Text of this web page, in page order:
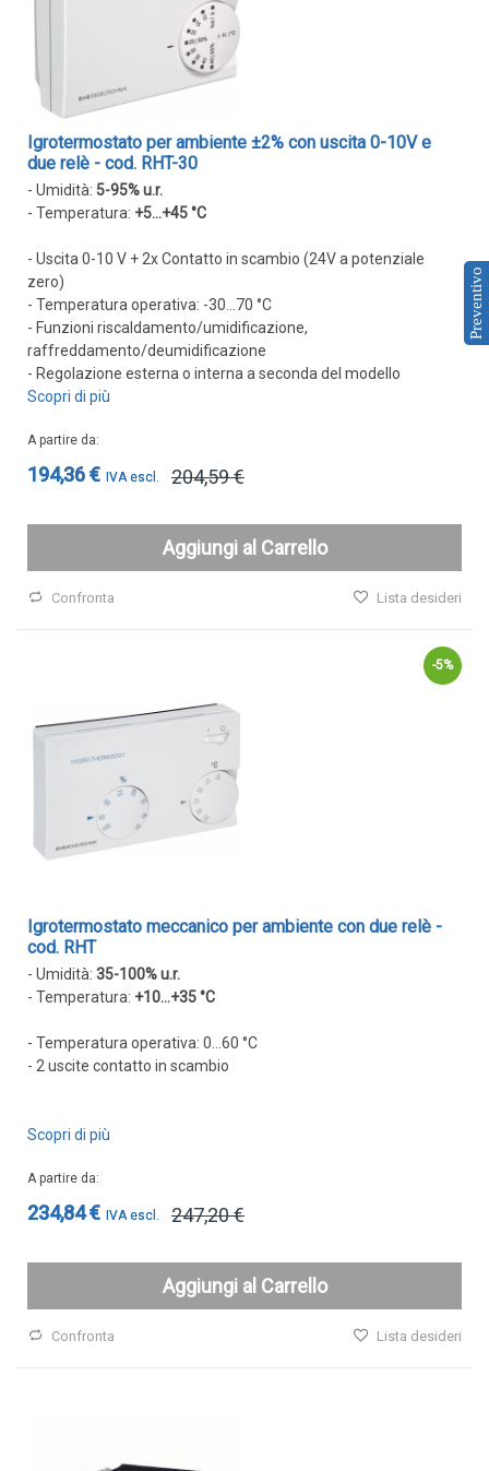
Igrotermostato per ambiente ±2% con uscita 0-10V e
due relè - cod. RHT-30
- Umidità: 5-95% u.r.
- Temperatura: +5...+45 °C
- Uscita 0-10 V + 2x Contatto in scambio (24V a potenziale
zero)
- Temperatura operativa: -30...70 °C
- Funzioni riscaldamento/umidificazione,
raffreddamento/deumidificazione
- Regolazione esterna o interna a seconda del modello
Scopri di più
A partire da
194,36 € 204,59 €
Aggiungi al Carrello
Lista desideri
Confronta
-5%
Igrotermostato meccanico per ambiente con due relè -
cod. RHT
- Umidità: 35-100% u.r.
- Temperatura: +10...+35 °C
- Temperatura operativa: 0...60 °C
- 2 uscite contatto in scambio
Scopri di più
A partire da
234,84 € 247,20 €
Aggiungi al Carrello
Lista desideri
Confronta
Sensori LoRaWAN
Contatori e Convertitori LoRaWAN
Dispositivi Narrow Band
Moduli I/O
Gateway
DATA
LOGGER
NH3 ambiente
NH3 in condotto
Idrogeno (H2)
H2 in condotto
Monossido di carbonio (CO)
Preventivo